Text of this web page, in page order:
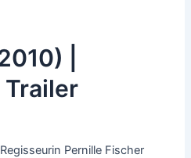
|
Pernille Fischer